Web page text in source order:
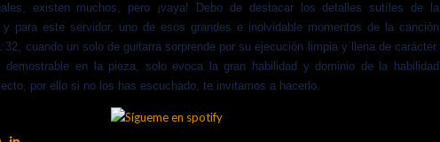
existen muchos, pero ¡vaya! Debo de destacar los detalles sutíles de la
y para este servidor, uno de esos grandes e inolvidable momentos de la canción
cuando un solo de guitarra sorprende por su ejecución limpia y llena de carácter.
demostrable en la pieza, solo evoca la gran habilidad y dominio de la habilidad
por ello si no los has escuchado, te invitamos a hacerlo.